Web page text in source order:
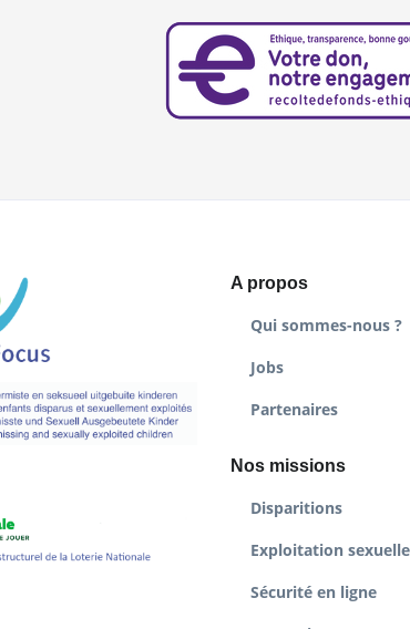
A propos
Qui sommes-nous ?
Jobs
Partenaires
Nos missions
Disparitions
Exploitation sexuelle
Sécurité en ligne